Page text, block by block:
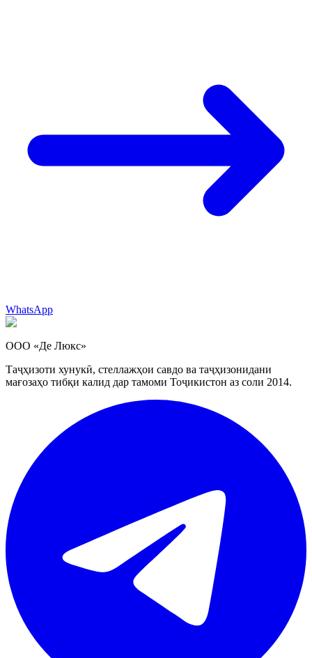
WhatsApp
ООО «Де Люкс»
Таҷҳизоти хунукӣ, стеллажҳои савдо ва таҷҳизонидани
мағозаҳо тибқи калид дар тамоми Тоҷикистон аз соли 2014.